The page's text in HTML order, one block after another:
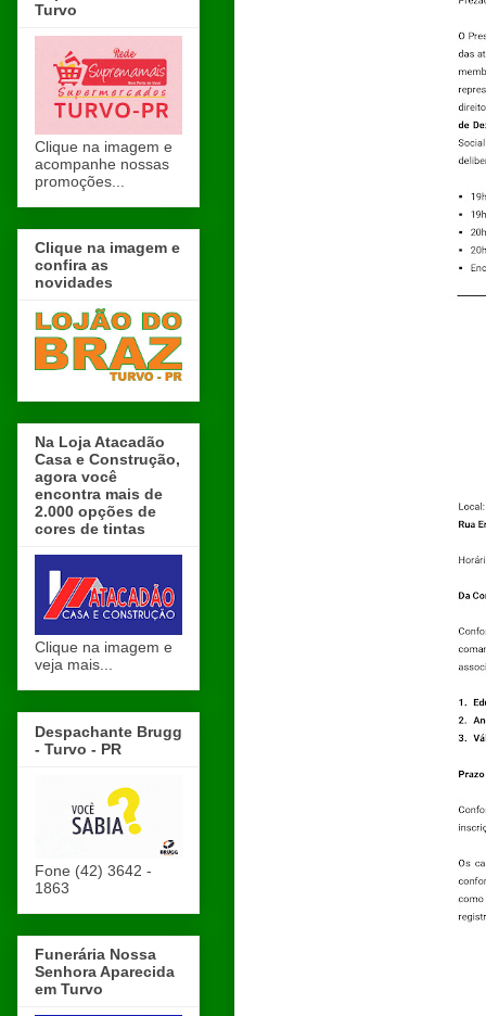
Turvo
Clique na imagem e
acompanhe nossas
promoções...
Clique na imagem e
confira as
novidades
Na Loja Atacadão
Casa e Construção,
agora você
encontra mais de
2.000 opções de
cores de tintas
Clique na imagem e
veja mais...
Despachante Brugg
- Turvo - PR
Fone (42) 3642 -
1863
Funerária Nossa
Senhora Aparecida
em Turvo